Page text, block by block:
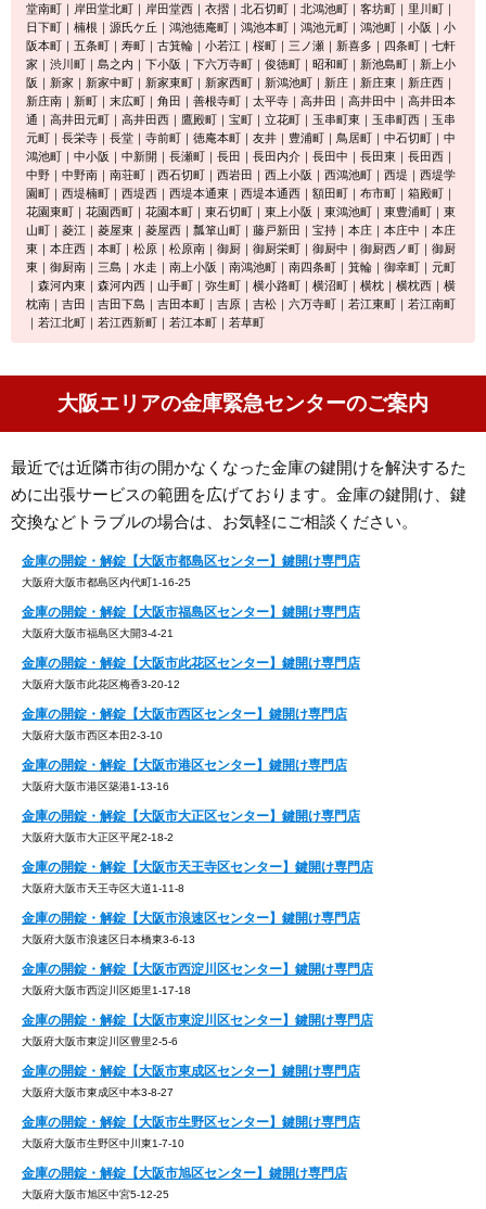
堂南町｜岸田堂北町｜岸田堂西｜衣摺｜北石切町｜北鴻池町｜客坊町｜里川町｜
日下町｜楠根｜源氏ケ丘｜鴻池徳庵町｜鴻池本町｜鴻池元町｜鴻池町｜小阪｜小
阪本町｜五条町｜寿町｜古箕輪｜小若江｜桜町｜三ノ瀬｜新喜多｜四条町｜七軒
家｜渋川町｜島之内｜下小阪｜下六万寺町｜俊徳町｜昭和町｜新池島町｜新上小
阪｜新家｜新家中町｜新家東町｜新家西町｜新鴻池町｜新庄｜新庄東｜新庄西｜
新庄南｜新町｜末広町｜角田｜善根寺町｜太平寺｜高井田｜高井田中｜高井田本
通｜高井田元町｜高井田西｜鷹殿町｜宝町｜立花町｜玉串町東｜玉串町西｜玉串
元町｜長栄寺｜長堂｜寺前町｜徳庵本町｜友井｜豊浦町｜鳥居町｜中石切町｜中
鴻池町｜中小阪｜中新開｜長瀬町｜長田｜長田内介｜長田中｜長田東｜長田西｜
中野｜中野南｜南荘町｜西石切町｜西岩田｜西上小阪｜西鴻池町｜西堤｜西堤学
園町｜西堤楠町｜西堤西｜西堤本通東｜西堤本通西｜額田町｜布市町｜箱殿町｜
花園東町｜花園西町｜花園本町｜東石切町｜東上小阪｜東鴻池町｜東豊浦町｜東
山町｜菱江｜菱屋東｜菱屋西｜瓢箪山町｜藤戸新田｜宝持｜本庄｜本庄中｜本庄
東｜本庄西｜本町｜松原｜松原南｜御厨｜御厨栄町｜御厨中｜御厨西ノ町｜御厨
東｜御厨南｜三島｜水走｜南上小阪｜南鴻池町｜南四条町｜箕輪｜御幸町｜元町
｜森河内東｜森河内西｜山手町｜弥生町｜横小路町｜横沼町｜横枕｜横枕西｜横
枕南｜吉田｜吉田下島｜吉田本町｜吉原｜吉松｜六万寺町｜若江東町｜若江南町
｜若江北町｜若江西新町｜若江本町｜若草町
大阪エリアの金庫緊急センターのご案内
最近では近隣市街の開かなくなった金庫の鍵開けを解決するた
めに出張サービスの範囲を広げております。金庫の鍵開け、鍵
交換などトラブルの場合は、お気軽にご相談ください。
金庫の開錠・解錠【大阪市都島区センター】鍵開け専門店
大阪府大阪市都島区内代町1-16-25
金庫の開錠・解錠【大阪市福島区センター】鍵開け専門店
大阪府大阪市福島区大開3-4-21
金庫の開錠・解錠【大阪市此花区センター】鍵開け専門店
大阪府大阪市此花区梅香3-20-12
金庫の開錠・解錠【大阪市西区センター】鍵開け専門店
大阪府大阪市西区本田2-3-10
金庫の開錠・解錠【大阪市港区センター】鍵開け専門店
大阪府大阪市港区築港1-13-16
金庫の開錠・解錠【大阪市大正区センター】鍵開け専門店
大阪府大阪市大正区平尾2-18-2
金庫の開錠・解錠【大阪市天王寺区センター】鍵開け専門店
大阪府大阪市天王寺区大道1-11-8
金庫の開錠・解錠【大阪市浪速区センター】鍵開け専門店
大阪府大阪市浪速区日本橋東3-6-13
金庫の開錠・解錠【大阪市西淀川区センター】鍵開け専門店
大阪府大阪市西淀川区姫里1-17-18
金庫の開錠・解錠【大阪市東淀川区センター】鍵開け専門店
大阪府大阪市東淀川区豊里2-5-6
金庫の開錠・解錠【大阪市東成区センター】鍵開け専門店
大阪府大阪市東成区中本3-8-27
金庫の開錠・解錠【大阪市生野区センター】鍵開け専門店
大阪府大阪市生野区中川東1-7-10
金庫の開錠・解錠【大阪市旭区センター】鍵開け専門店
大阪府大阪市旭区中宮5-12-25